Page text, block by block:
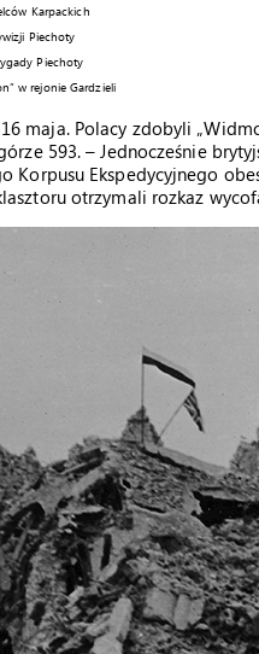
Karpackich
Piechoty
Piechoty
w rejonie Gardzieli
maja. Polacy zdobyli
593. – Jednocześnie
Korpusu Ekspedycyjnego
otrzymali rozkaz